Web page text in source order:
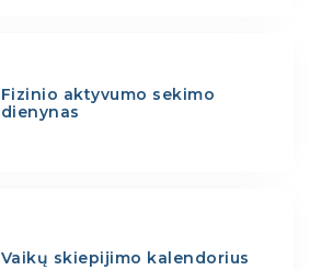
Fizinio aktyvumo sekimo
dienynas
Vaikų skiepijimo kalendorius